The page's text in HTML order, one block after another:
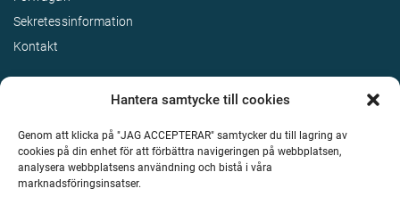
Hantera samtycke till cookies
Genom att klicka på "JAG ACCEPTERAR" samtycker du till lagring av
cookies på din enhet för att förbättra navigeringen på webbplatsen,
analysera webbplatsens användning och bistå i våra
marknadsföringsinsatser.
Sekretessinformation
Kontakt